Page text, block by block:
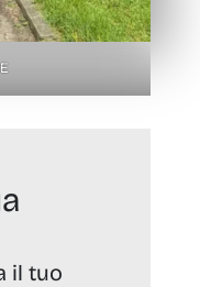
il tuo